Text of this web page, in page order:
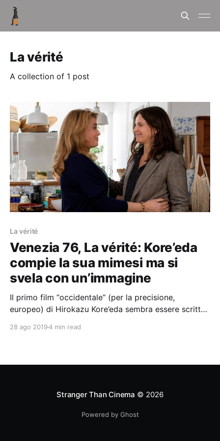
La vérité
A collection of 1 post
La vérité
Venezia 76, La vérité: Kore’eda
compie la sua mimesi ma si
svela con un’immagine
Il primo film “occidentale” (per la precisione,
europeo) di Hirokazu Kore’eda sembra essere scritto
28 ago 20194 min read
Stranger Than Cinema © 2026
Powered by Ghost